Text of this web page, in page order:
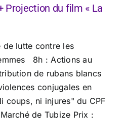
Projection du film « La
de lutte contre les
8h : Actions au
de rubans blancs
conjugales en
coups, ni injures" du CPF
de Tubize Prix :